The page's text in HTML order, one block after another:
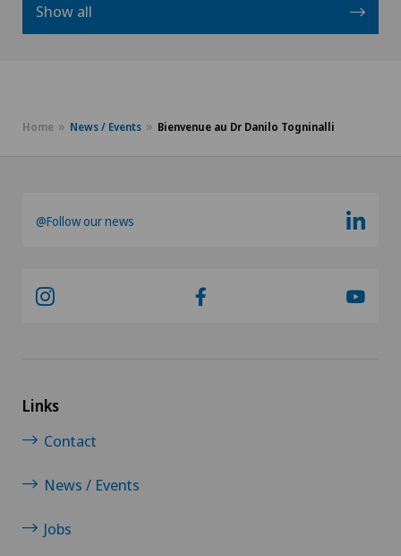
Show all
Home News / Events Bienvenue au Dr Danilo Togninalli
@Follow our news
Links
Contact
News / Events
Jobs